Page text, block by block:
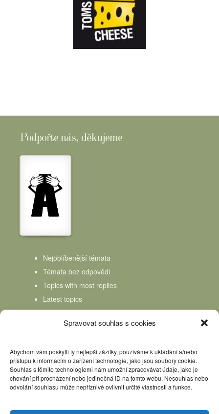
Spravovat souhlas s cookies
Abychom vám poskytli ty nejlepší zážitky, používáme k ukládání a/nebo
přístupu k informacím o zařízení technologie, jako jsou soubory cookie.
Souhlas s těmito technologiemi nám umožní zpracovávat údaje, jako je
chování při procházení nebo jedinečná ID na tomto webu. Nesouhlas nebo
odvolání souhlasu může nepříznivě ovlivnit určité vlastnosti a funkce.
Podpořte nás, děkujeme
Nejoblíbenější témata
Témata bez odpovědi
Topics with most replies
Latest topics
Topics Freshness